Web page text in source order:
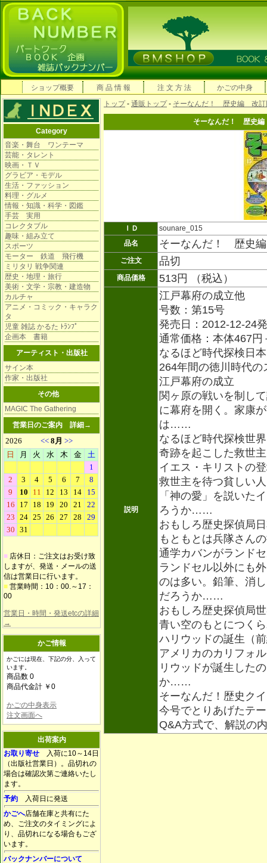
ショップ概要 商 品 情 報 注 文 方 法 かごの中身
Category
音楽・舞台 ワンテーマ
芸能・タレント
映画・ＴＶ
グラビア・モデル
生活・ファッション
料理・グルメ
情報・知識・科学・図鑑
手芸 実用
コレクタブル
趣味・組み立て
スポーツ
モーター 鉄道 飛行機
ミリタリ 戦争関連
歴史・地理・旅行
美術・文学・宗教・建造物
カルチャ
アニメ・コミック・キャラク
タ
児童 雑誌 かるた ﾄﾗﾝﾌﾟ
企画本 書籍
アーティスト・出版社
サイン本
作家・出版社
その他
MAGIC The Gathering
営業日のご案内 詳細→
■ 店休日：ご注文はお受け致
しますが、発送・メールの送
信は営業日に行います。
■ 営業時間：10：00.～17：
00
営業日・時間・発送etcの詳細
→
かご情報
かごには現在、下記の分、入って
います。
商品数 0
商品代金計 ￥0
かごの中身表示
注文画面へ
出荷案内
お取り寄せ 入荷に10～14日
（出版社営業日）。品切れの
場合は確認次第ご連絡いたし
ます。
予約 入荷日に発送
かごへ店舗在庫と共有にた
め、ご注文のタイミングによ
り、品切れになる場合もござ
います。
バックナンバーについて
トップ- 通販トップ- そーなんだ！ 歴史編 改訂
そーなんだ！ 歴史
ＩＤ
sounare_015
品名
そーなんだ！ 歴史
ご注文 品切
商品価格 513円 （税込）
説明
江戸幕府の成立他
号数：第15号
発売日：2012-12-24
通常価格：本体467円
なるほど時代探検日本
264年間の徳川時代の
江戸幕府の成立
関ヶ原の戦いを制し
に幕府を開く。家康
は……
なるほど時代探検世界
奇跡を起こした救世主
イエス・キリストの
救世主を待つ貧しい
「神の愛」を説いた
ろうか……
おもしろ歴史探偵局
もともとは兵隊さん
通学カバンがランド
ランドセル以外にも
のは多い。鉛筆、消
だろうか……
おもしろ歴史探偵局
青い空のもとにつく
ハリウッドの誕生（
アメリカのカリフォ
リウッドが誕生した
か……
そーなんだ！歴史ク
今号でとりあげたテ
Q&A方式で、解説の